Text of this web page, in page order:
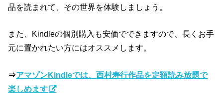
品を読まれて、その世界を体験しましょう。
また、Kindleの個別購入も安価でできますので、長くお手
元に置かれたい方にはオススメします。
⇒アマゾンKindleでは、西村寿行作品を定額読み放題で
楽しめます